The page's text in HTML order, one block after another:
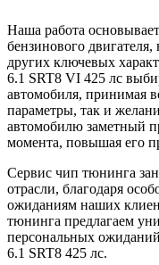
Наша работа
бензинового
других ключевых
6.1 SRT8 VI 425 лс
автомобиля, принимая
параметры, так и
автомобилю заметный
момента, повышая его
Сервис чип тюнинга
отрасли, благодаря
ожиданиям наших
тюнинга предлагаем
персональных
6.1 SRT8 425 лс.